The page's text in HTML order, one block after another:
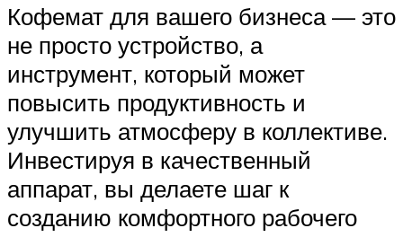
Кофемат для вашего бизнеса — это
не просто устройство, а
инструмент, который может
повысить продуктивность и
улучшить атмосферу в коллективе.
Инвестируя в качественный
аппарат, вы делаете шаг к
созданию комфортного рабочего